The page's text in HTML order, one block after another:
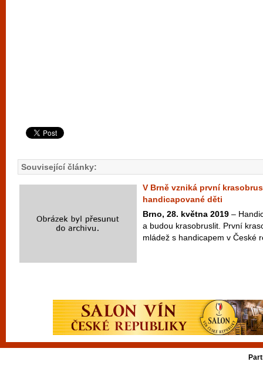
Související články:
V Brně vzniká první
handicapované děti
Brno, 28. května 2019 –
a budou krasobruslit. První
mládež s handicapem v České